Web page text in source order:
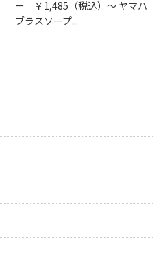
ー ￥1,485（税込）～ ヤマハ
ブラスソープ...